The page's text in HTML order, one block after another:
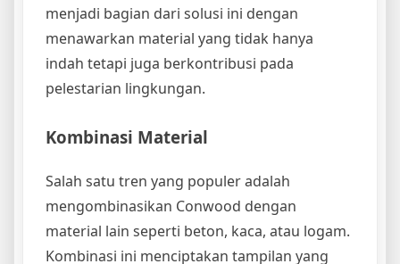
menjadi bagian dari solusi ini dengan
menawarkan material yang tidak hanya
indah tetapi juga berkontribusi pada
pelestarian lingkungan.
Kombinasi Material
Salah satu tren yang populer adalah
mengombinasikan Conwood dengan
material lain seperti beton, kaca, atau logam.
Kombinasi ini menciptakan tampilan yang